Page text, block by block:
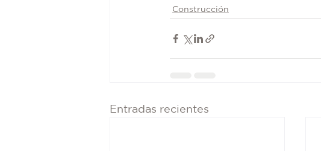
Construcción
Entradas recientes